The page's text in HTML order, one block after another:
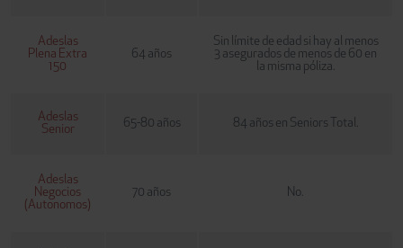
Adeslas
Plena Extra
150
64 años
Sin límite de edad si hay al menos
3 asegurados de menos de 60 en
la misma póliza.
Adeslas
Senior
65-80 años 84 años en Seniors Total.
Adeslas
Negocios
(Autonomos)
70 años No.